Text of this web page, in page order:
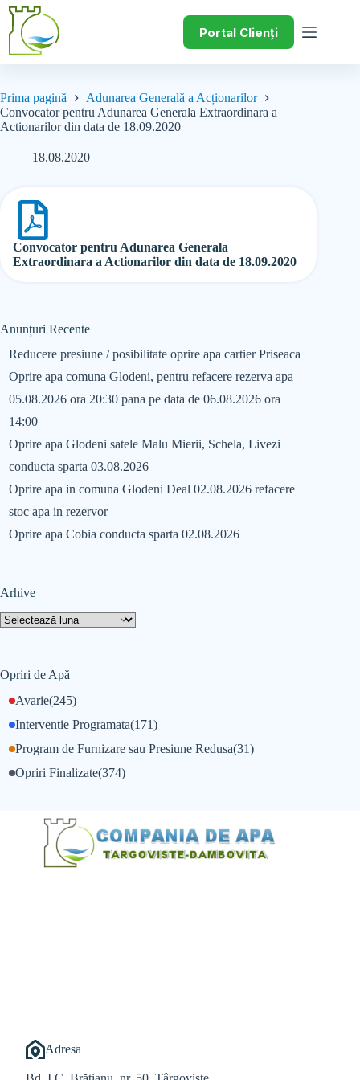
Portal Clienți
Prima pagină
Adunarea Generală a Acționarilor
Convocator pentru Adunarea Generala Extraordinara a
Actionarilor din data de 18.09.2020
18.08.2020
Convocator pentru Adunarea Generala
Extraordinara a Actionarilor din data de 18.09.2020
Anunțuri Recente
Reducere presiune / posibilitate oprire apa cartier Priseaca
Oprire apa comuna Glodeni, pentru refacere rezerva apa
05.08.2026 ora 20:30 pana pe data de 06.08.2026 ora
14:00
Oprire apa Glodeni satele Malu Mierii, Schela, Livezi
conducta sparta 03.08.2026
Oprire apa in comuna Glodeni Deal 02.08.2026 refacere
stoc apa in rezervor
Oprire apa Cobia conducta sparta 02.08.2026
Arhive
Opriri de Apă
Avarie(245)
Interventie Programata(171)
Opriri Finalizate(374)
Program de Furnizare sau Presiune Redusa(31)
Adresa